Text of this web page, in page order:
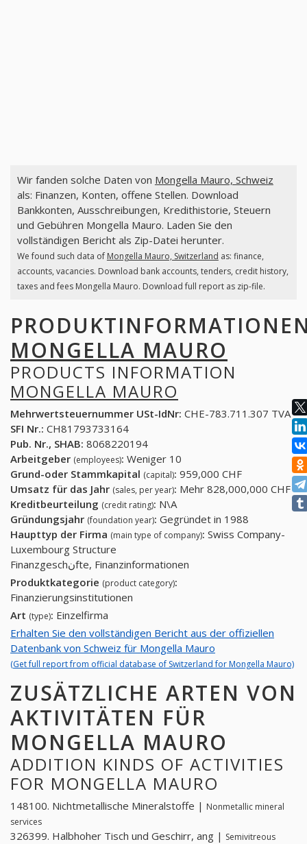
Wir fanden solche Daten von Mongella Mauro, Schweiz
als: Finanzen, Konten, offene Stellen. Download
Bankkonten, Ausschreibungen, Kredithistorie, Steuern
und Gebühren Mongella Mauro. Laden Sie den
vollständigen Bericht als Zip-Datei herunter.
We found such data of Mongella Mauro, Switzerland as: finance,
accounts, vacancies. Download bank accounts, tenders, credit history,
taxes and fees Mongella Mauro. Download full report as zip-file.
MONGELLA MAURO
PRODUCTS INFORMATION
MONGELLA MAURO
Mehrwertsteuernummer USt-IdNr: CHE-783.711.307 TVA
SFI Nr.: CH81793733164
Pub. Nr., SHAB: 8068220194
Arbeitgeber (employees): Weniger 10
Grund-oder Stammkapital (capital): 959,000 CHF
Umsatz für das Jahr (sales, per year): Mehr 828,000,000 CHF
Kreditbeurteilung (credit rating): N\A
Gründungsjahr (foundation year): Gegründet in 1988
Haupttyp der Firma (main type of company): Swiss Company-
Luxembourg Structure
Finanzgeschنfte, Finanzinformationen
Produktkategorie (product category):
Finanzierungsinstitutionen
Art (type): Einzelfirma
Erhalten Sie den vollständigen Bericht aus der offiziellen
Datenbank von Schweiz für Mongella Mauro
(Get full report from official database of Switzerland for Mongella Mauro)
ZUSÄTZLICHE ARTEN VON
AKTIVITÄTEN FÜR
MONGELLA MAURO
ADDITION KINDS OF ACTIVITIES
FOR MONGELLA MAURO
148100. Nichtmetallische Mineralstoffe | Nonmetallic mineral
services
326399. Halbhoher Tisch und Geschirr, ang | Semivitreous